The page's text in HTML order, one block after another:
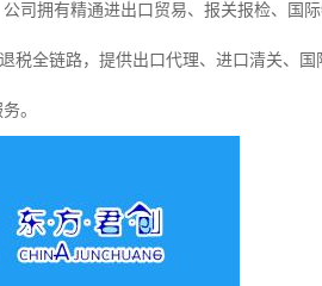
司拥有精通进出口贸易、报关报检、国
税全链路，提供出口代理、进口清关、国
。